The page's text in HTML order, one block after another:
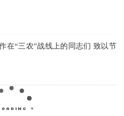
在“三农”战线上的同志们 致以节